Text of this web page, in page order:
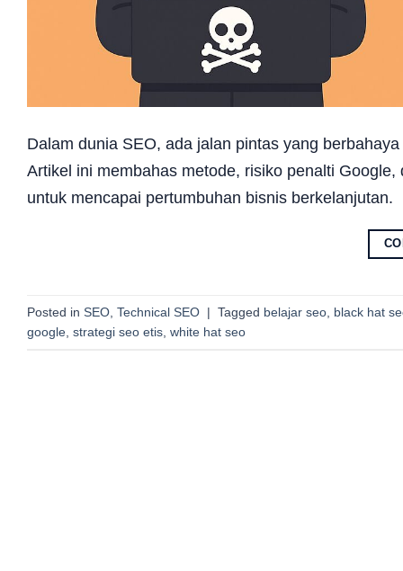
Dalam dunia SEO, ada jalan pintas yang
Artikel ini membahas metode, risiko penalti
untuk mencapai pertumbuhan bisnis berkelanjutan.
Posted in SEO Technical SEO | Tagged belajar seo black hat
google strategi seo etis white hat seo